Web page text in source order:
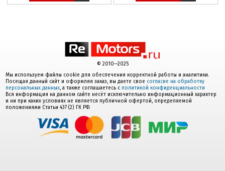
© 2010—2025
Мы используем файлы cookie для обеспечения корректной работы и аналитики.
Посещая данный сайт и оформляя заказ, вы даете свое согласие на обработку
персональных данных, а также соглашаетесь с политикой конфиденциальности
Вся информация на данном сайте несёт исключительно информационный характер
и ни при каких условиях не является публичной офертой, определяемой
положениями Статьи 437 (2) ГК РФ.